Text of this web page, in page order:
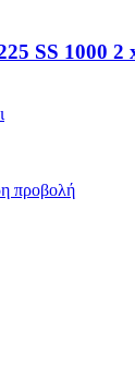
SS 1000 2
προβολή